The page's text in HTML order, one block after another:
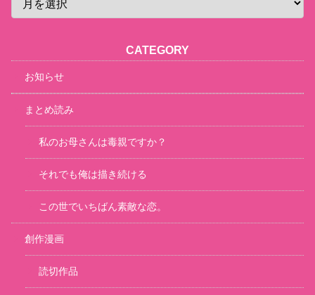
CATEGORY
お知らせ
まとめ読み
私のお母さんは毒親ですか？
それでも俺は描き続ける
この世でいちばん素敵な恋。
創作漫画
読切作品